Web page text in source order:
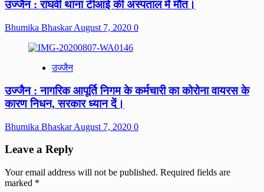
उज्जैन : राघवी थाना टीआई की अस्पताल में मौत।
Bhumika BhaskarAugust 7, 2020 0
उज्जैन
उज्जैन : नागरिक आपूर्ति निगम के कर्मचारी का कोरोना वायरस के
कारण निधन, सरकार ध्यान दें।
Bhumika BhaskarAugust 7, 2020 0
Leave a Reply
Your email address will not be published. Required fields are
marked *